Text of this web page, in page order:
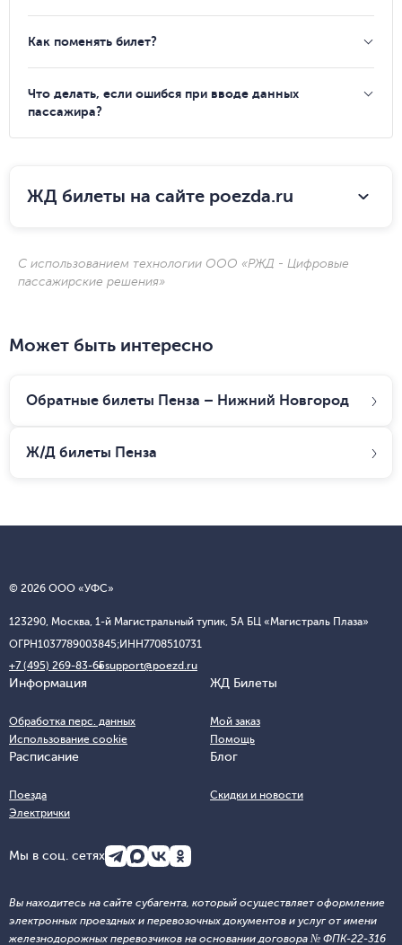
Как поменять билет?
Что делать, если ошибся при вводе данных
пассажира?
ЖД билеты на сайте poezda.ru
С использованием технологии ООО «РЖД - Цифровые
пассажирские решения»
Может быть интересно
Обратные билеты Пенза – Нижний Новгород
Ж/Д билеты Пенза
© 2026 ООО «УФС»
123290, Москва, 1-й Магистральный тупик, 5А БЦ «Магистраль Плаза»
ОГРН1037789003845;ИНН7708510731
+7 (495) 269-83-65support@poezd.ru
Информация
Обработка перс. данных
Использование cookie
ЖД Билеты
Мой заказ
Помощь
Расписание
Поезда
Электрички
Блог
Скидки и новости
Мы в соц. сетях
Вы находитесь на сайте субагента, который осуществляет оформление
электронных проездных и перевозочных документов и услуг от имени
железнодорожных перевозчиков на основании договора № ФПК-22-316